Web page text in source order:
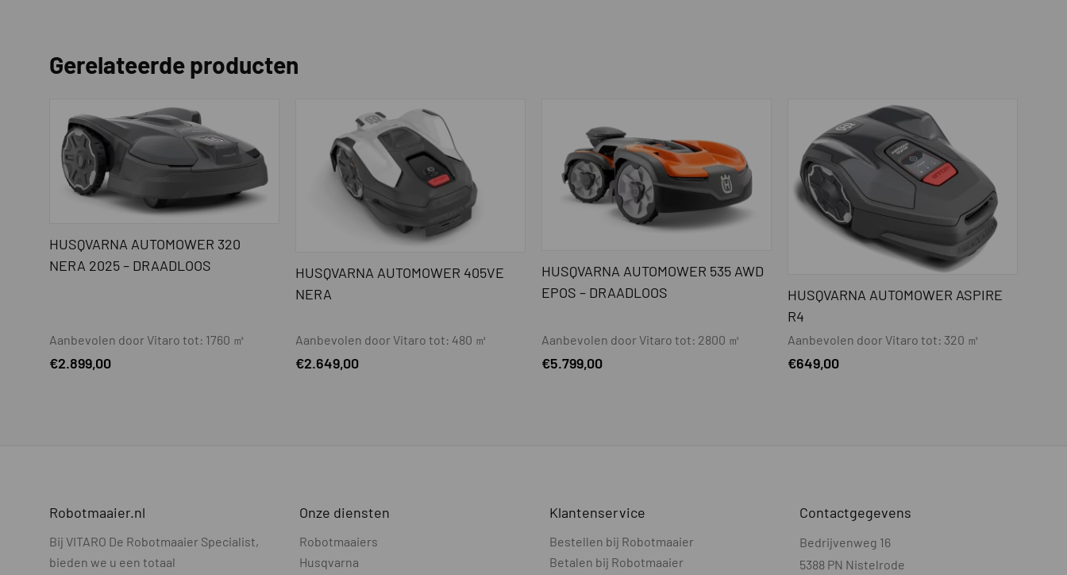
Extra maaisysteem t.b.v. randmaaien (EdgeCut)
Maaisysteem
Zwevend maaisysteem Nee
Maaihoogte min-max - mm 20 - 55
Elektrisch
Maaibreedte - cm 22
Beschermplaat t.b.v. mesjes
GPS-ondersteunde navigatie
Hybride installatie optioneel (combi draadloos / bedraad) Ja
Gerelateerde producten
HUSQVARNA AUTOMOWER 320
NERA 2025 – DRAADLOOS
Aanbevolen door Vitaro tot: 1760 ㎡
€2.899,00
HUSQVARNA AUTOMOWER 405VE
NERA
Aanbevolen door Vitaro tot: 480 ㎡
€2.649,00
HUSQVARNA AUTOMOWER 535 AWD
EPOS – DRAADLOOS
Aanbevolen door Vitaro tot: 2800 ㎡
€5.799,00
HUSQVARNA AUTOMOWER ASPIRE
R4
Aanbevolen door Vitaro tot: 320 ㎡
€649,00
Robotmaaier.nl
Bij VITARO De Robotmaaier Specialist,
bieden we u een totaal
Onze diensten
Robotmaaiers
Husqvarna
Klantenservice
Bestellen bij Robotmaaier
Betalen bij Robotmaaier
Contactgegevens
Bedrijvenweg 16
5388 PN Nistelrode